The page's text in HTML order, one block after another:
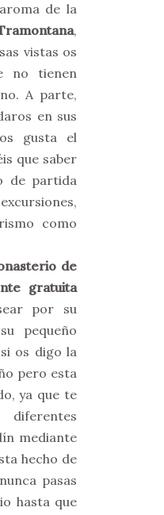
de la
,
vistas os
no tienen
A parte,
en sus
gusta el
que saber
de partida
como
de
gratuita
por su
pequeño
os digo la
pero esta
ya que te
mediante
hecho de
pasas
hasta que